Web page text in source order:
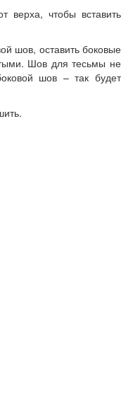
верха, чтобы вставить
шов, оставить боковые
Шов для тесьмы не
шов – так будет